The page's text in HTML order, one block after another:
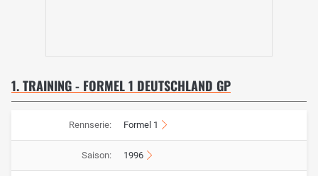
1. TRAINING - FORMEL 1 DEUTSCHLAND GP
Rennserie: Formel 1
Saison: 1996